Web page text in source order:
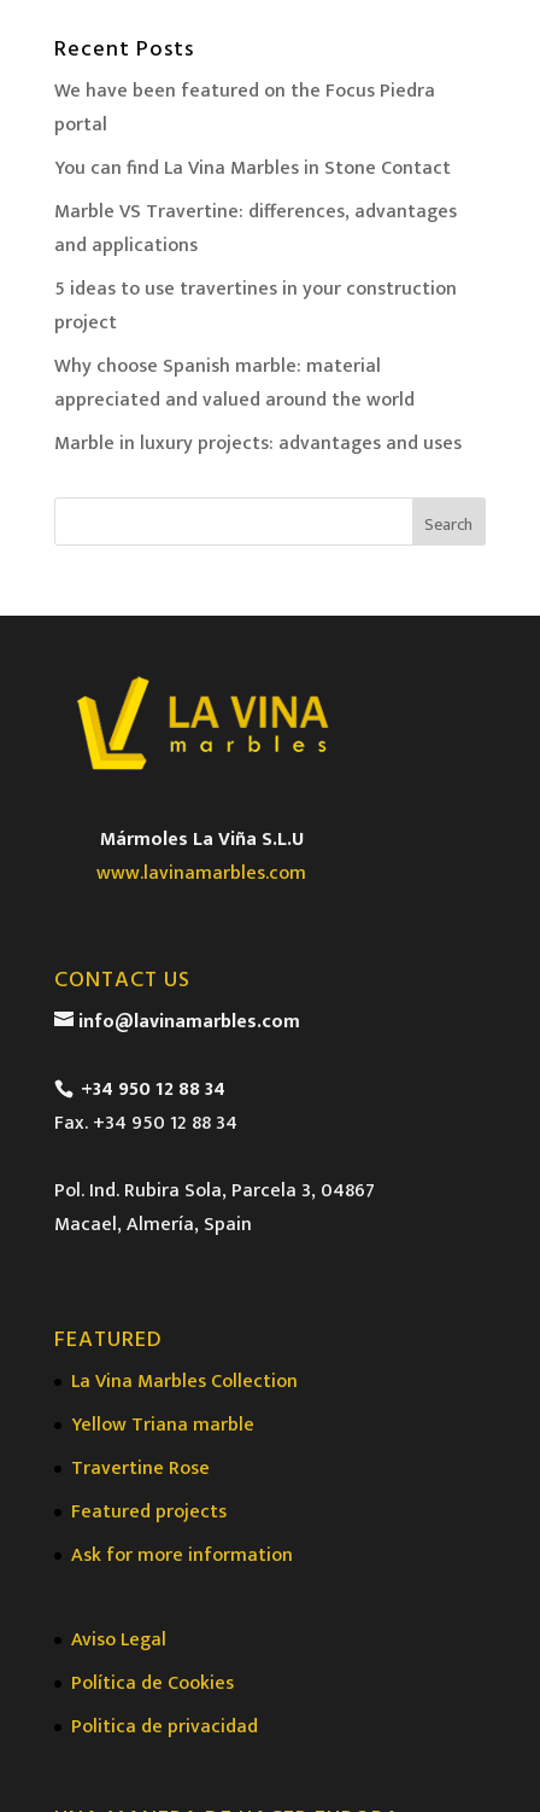
Recent Posts
We have been featured on the Focus Piedra
portal
You can find La Vina Marbles in Stone Contact
Marble VS Travertine: differences, advantages
and applications
5 ideas to use travertines in your construction
project
Why choose Spanish marble: material
appreciated and valued around the world
Marble in luxury projects: advantages and uses
Mármoles La Viña S.L.U
www.lavinamarbles.com
CONTACT US
info@lavinamarbles.com
+34 950 12 88 34
Fax. +34 950 12 88 34
Pol. Ind. Rubira Sola, Parcela 3, 04867
Macael, Almería, Spain
FEATURED
La Vina Marbles Collection
Yellow Triana marble
Travertine Rose
Featured projects
Ask for more information
Aviso Legal
Política de Cookies
Politica de privacidad